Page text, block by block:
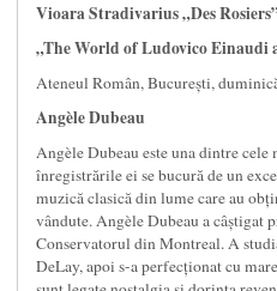
Vioara Stradivarius „Des
„The World of Ludovico Einaudi
Ateneul Român, București,
Angèle Dubeau
Angèle Dubeau este una dintre
înregistrările ei se bucură de un
muzică clasică din lume care au
vândute. Angèle Dubeau a câștigat
Conservatorul din Montreal. A
DeLay, apoi s-a perfecționat cu